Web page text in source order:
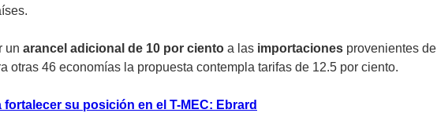
un arancel adicional de 10 por ciento a las importaciones provenientes de
46 economías la propuesta contempla tarifas de 12.5 por ciento.
su posición en el T-MEC: Ebrard